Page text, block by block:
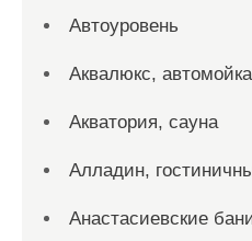
Автоуровень
Аквалюкс, автомойка
Акватория, сауна
Алладин,
Анастасиевские